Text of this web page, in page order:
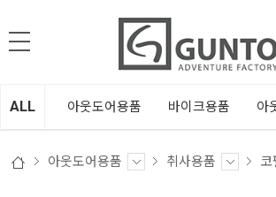
ALL 아웃도어용품 바이크용품 아
아웃도어용품 취사용품